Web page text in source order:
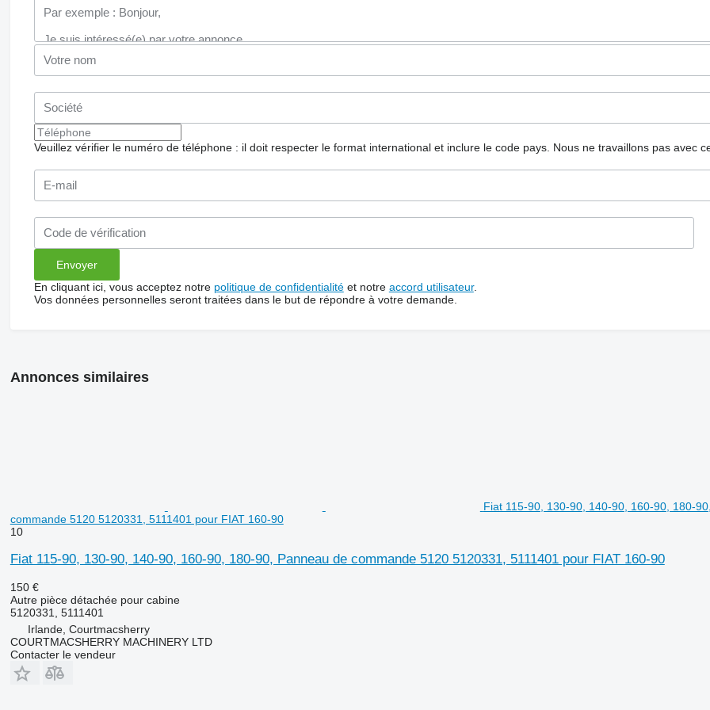
Veuillez vérifier le numéro de téléphone : il doit respecter le format international et inclure le code pays. Nous ne travaillons pas avec
En cliquant ici, vous acceptez notre politique de confidentialitéet notre accord utilisateur.
Vos données personnelles seront traitées dans le but de répondre à votre demande.
Annonces similaires
Fiat 115-90, 130-90, 140-90, 160-90, 180-
commande 5120 5120331, 5111401 pour FIAT 160-90
10
Fiat 115-90, 130-90, 140-90, 160-90, 180-90, Panneau de commande 5120 5120331, 5111401 pour FIAT 160-90
150 €
Autre pièce détachée pour cabine
5120331, 5111401
Irlande, Courtmacsherry
COURTMACSHERRY MACHINERY LTD
Contacter le vendeur